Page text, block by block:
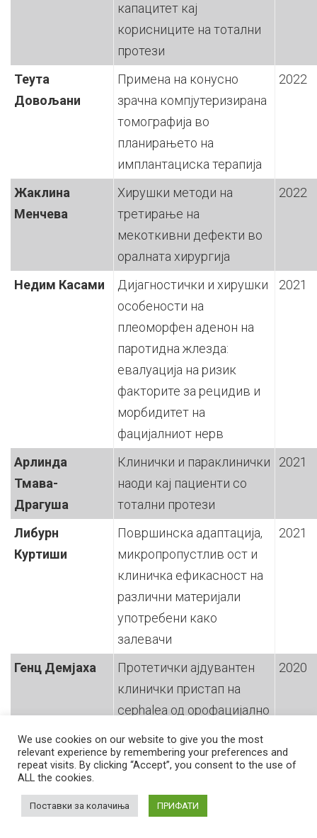
капацитет кај
корисниците на тотални
протези
Теута
Довољани
Примена на конусно
зрачна компјутеризирана
томографија во
планирањето на
имплантациска терапија
2022
Жаклина
Менчева
Хирушки методи на
третирање на
мекоткивни дефекти во
оралната хирургија
2022
Недим Касами
Дијагностички и хирушки
особености на
плеоморфен аденон на
паротидна жлезда:
евалуација на ризик
факторите за рецидив и
морбидитет на
фацијалниот нерв
2021
Арлинда
Тмава-
Драгуша
Клинички и параклинички
наоди кај пациенти со
тотални протези
2021
Либурн
Куртиши
Површинска адаптација,
микропропустлив ост и
клиничка ефикасност на
различни материјали
употребени како
залевачи
2021
Генц Демјаха
Протетички ајдувантен
клинички пристап на
cephalea од орофацијално
2020
Зоран Шушак
Евалуација на
ботокс терапија при
2020
We use cookies on our website to give you the most
relevant experience by remembering your preferences and
repeat visits. By clicking “Accept”, you consent to the use of
ALL the cookies.
Поставки за колачиња ПРИФАТИ